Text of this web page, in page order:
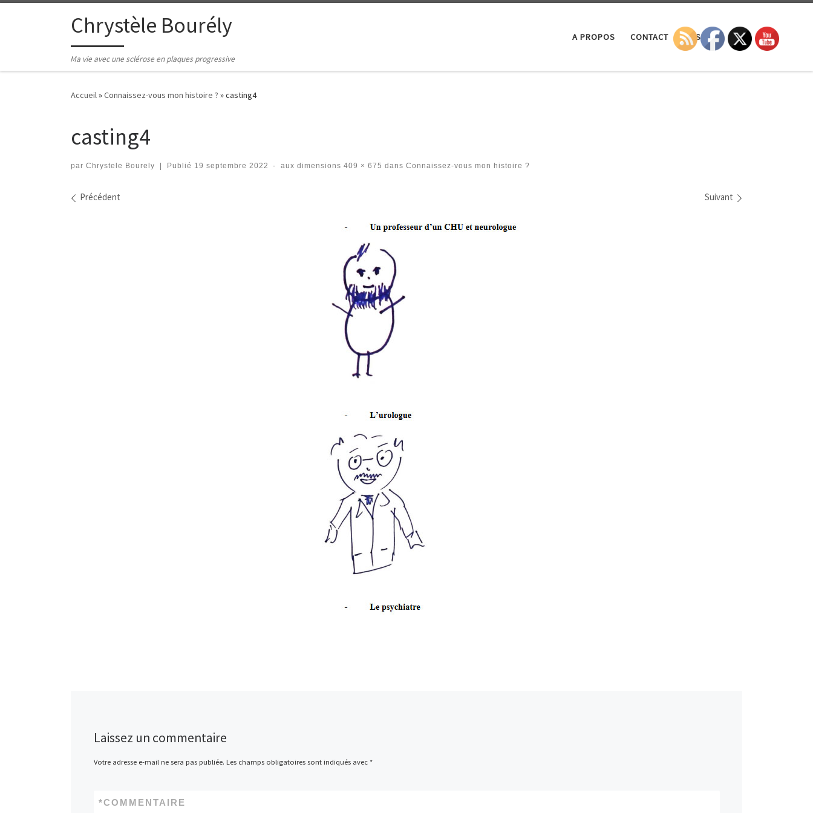
Passer au contenuChrystèle Bourély
Ma vie avec une sclérose en plaques progressive
A PROPOS CONTACT LA SEP Search
Accueil»Connaissez-vous mon histoire ? »casting4
casting4
par Chrystele Bourely Publié 19 septembre 2022 - aux dimensions 409 × 675 dans Connaissez-vous mon histoire ?
Navigation des images
Précédent Suivant
Laissez un commentaire
Votre adresse e-mail ne sera pas publiée. Les champs obligatoires sont indiqués avec *
COMMENTAIRE
*